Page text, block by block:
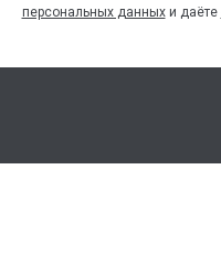
персональных данныхи даёте